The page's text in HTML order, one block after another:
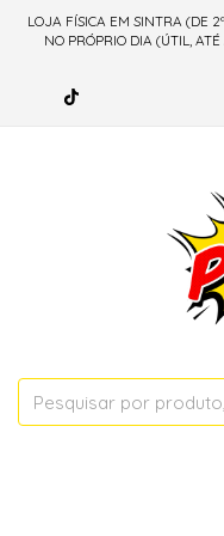
LOJA FÍSICA EM SINTRA (DE
NO PRÓPRIO DIA (ÚTIL,